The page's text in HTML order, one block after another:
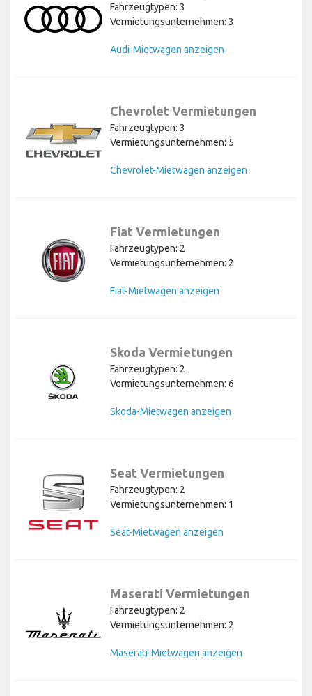
Fahrzeugtypen: 3
Vermietungsunternehmen: 3
Audi-Mietwagen anzeigen
Chevrolet Vermietungen
Fahrzeugtypen: 3
Vermietungsunternehmen: 5
Chevrolet-Mietwagen anzeigen
Fiat Vermietungen
Fahrzeugtypen: 2
Vermietungsunternehmen: 2
Fiat-Mietwagen anzeigen
Skoda Vermietungen
Fahrzeugtypen: 2
Vermietungsunternehmen: 6
Skoda-Mietwagen anzeigen
Seat Vermietungen
Fahrzeugtypen: 2
Vermietungsunternehmen: 1
Seat-Mietwagen anzeigen
Maserati Vermietungen
Fahrzeugtypen: 2
Vermietungsunternehmen: 2
Maserati-Mietwagen anzeigen